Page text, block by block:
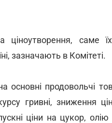
саме
зазначають в Комітеті.
основні продовольчі
курсу гривні, зниження
ціни на цукор,